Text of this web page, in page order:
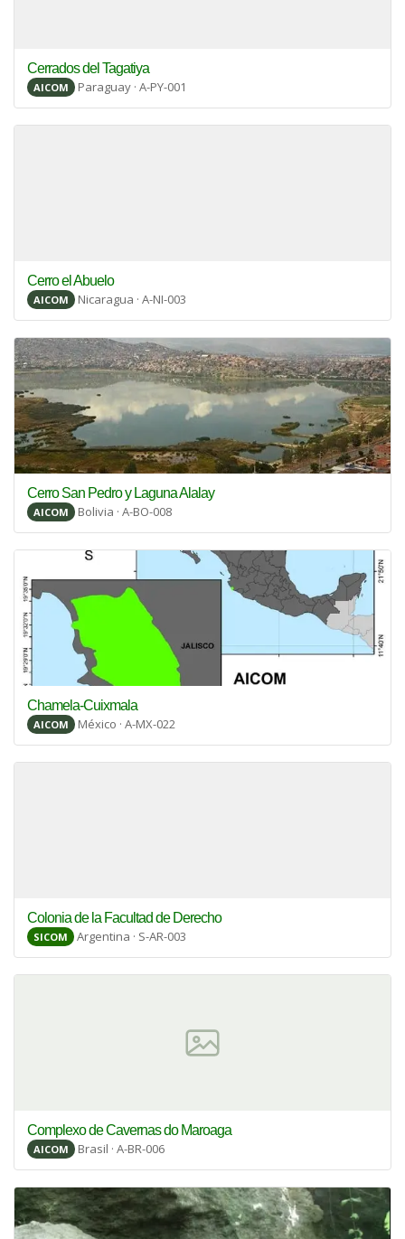
Cerrados del Tagatiya
AICOM Paraguay · A-PY-001
Cerro el Abuelo
AICOM Nicaragua · A-NI-003
Cerro San Pedro y Laguna Alalay
AICOM Bolivia · A-BO-008
Chamela-Cuixmala
AICOM México · A-MX-022
Colonia de la Facultad de Derecho
SICOM Argentina · S-AR-003
Complexo de Cavernas do Maroaga
AICOM Brasil · A-BR-006